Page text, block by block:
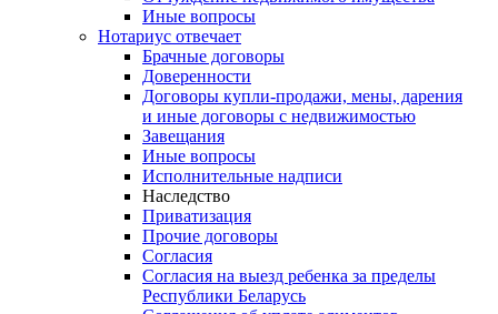
Иные вопросы
Нотариус отвечает
Брачные договоры
Доверенности
Договоры купли-продажи, мены, дарения
и иные договоры с недвижимостью
Завещания
Иные вопросы
Исполнительные надписи
Наследство
Приватизация
Прочие договоры
Согласия
Согласия на выезд ребенка за пределы
Республики Беларусь